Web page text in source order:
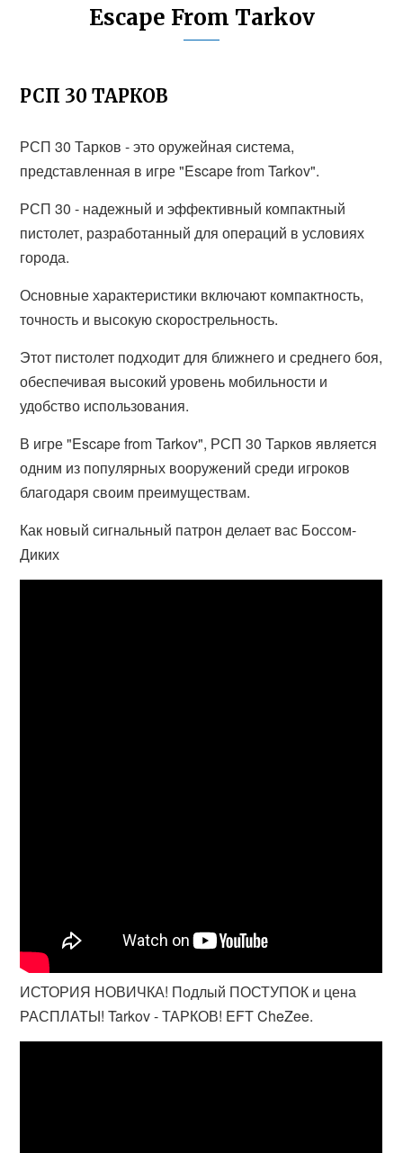
Escape From Tarkov
РСП 30 ТАРКОВ
РСП 30 Тарков - это оружейная система,
представленная в игре "Escape from Tarkov".
РСП 30 - надежный и эффективный компактный
пистолет, разработанный для операций в условиях
города.
Основные характеристики включают компактность,
точность и высокую скорострельность.
Этот пистолет подходит для ближнего и среднего боя,
обеспечивая высокий уровень мобильности и
удобство использования.
В игре "Escape from Tarkov", РСП 30 Тарков является
одним из популярных вооружений среди игроков
благодаря своим преимуществам.
Как новый сигнальный патрон делает вас Боссом-
Диких
ИСТОРИЯ НОВИЧКА! Подлый ПОСТУПОК и цена
РАСПЛАТЫ! Tarkov - ТАРКОВ! EFT CheZee.